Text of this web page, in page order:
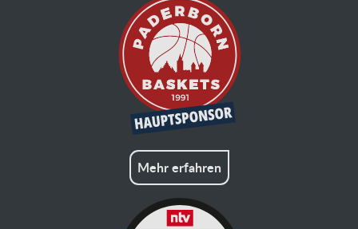
Mehr erfahren